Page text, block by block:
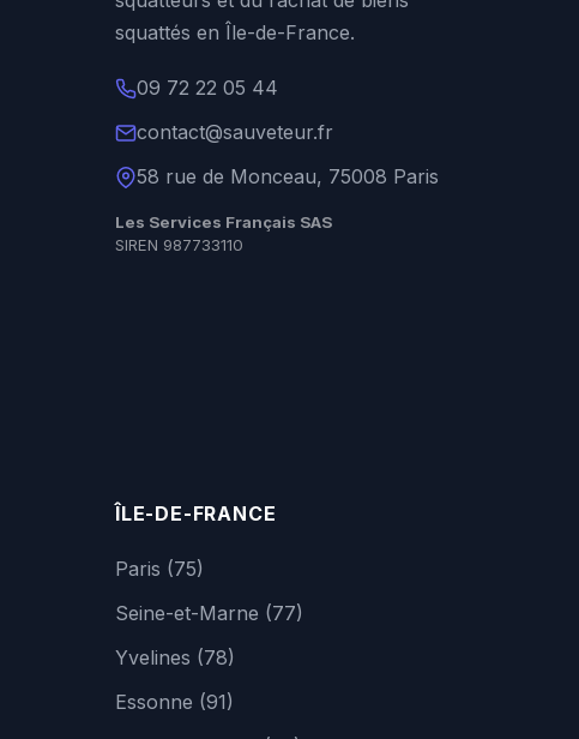
squattés en Île-de-France.
09 72 22 05 44
contact@sauveteur.fr
58 rue de Monceau, 75008 Paris
Les Services Français SAS
SIREN 987733110
ÎLE-DE-FRANCE
Paris (75)
Seine-et-Marne (77)
Yvelines (78)
Essonne (91)